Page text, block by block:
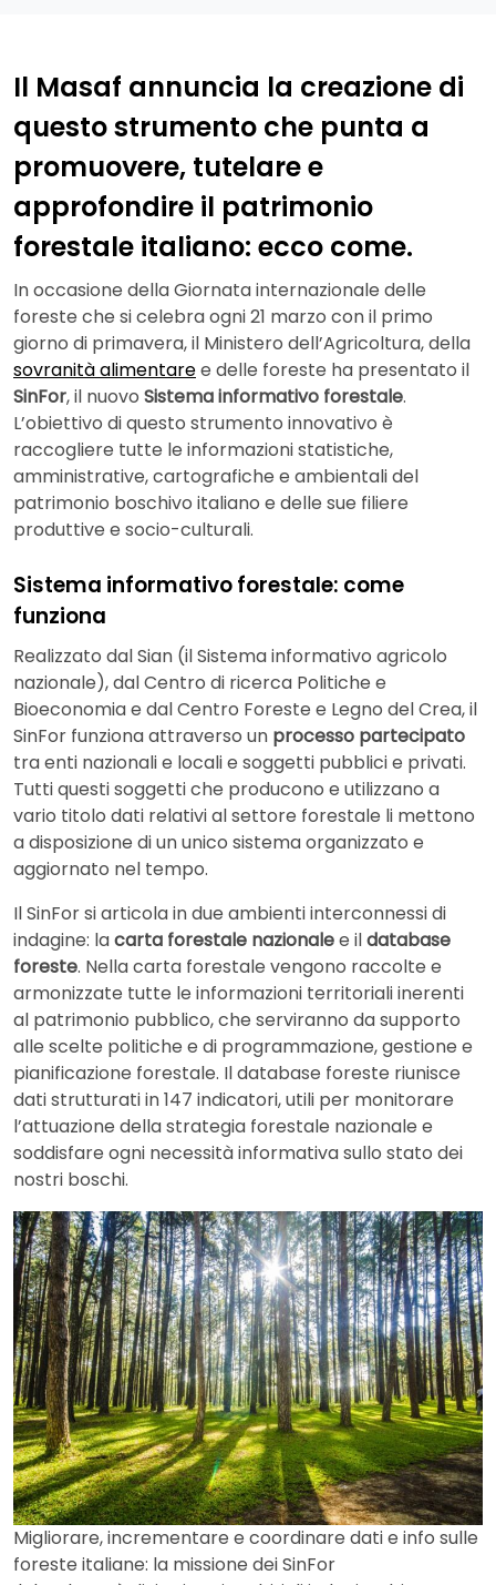
Il Masaf annuncia la creazione di
questo strumento che punta a
promuovere, tutelare e
approfondire il patrimonio
forestale italiano: ecco come.
In occasione della Giornata internazionale delle
foreste che si celebra ogni 21 marzo con il primo
giorno di primavera, il Ministero dell’Agricoltura, della
sovranità alimentaree delle foreste ha presentato il
SinFor, il nuovo Sistema informativo forestale.
L’obiettivo di questo strumento innovativo è
raccogliere tutte le informazioni statistiche,
amministrative, cartografiche e ambientali del
patrimonio boschivo italiano e delle sue filiere
produttive e socio-culturali.
Sistema informativo forestale: come
funziona
Realizzato dal Sian (il Sistema informativo agricolo
nazionale), dal Centro di ricerca Politiche e
Bioeconomia e dal Centro Foreste e Legno del Crea, il
SinFor funziona attraverso un processo partecipato
tra enti nazionali e locali e soggetti pubblici e privati.
Tutti questi soggetti che producono e utilizzano a
vario titolo dati relativi al settore forestale li mettono
a disposizione di un unico sistema organizzato e
aggiornato nel tempo.
Il SinFor si articola in due ambienti interconnessi di
indagine: lacarta forestale nazionalee ildatabase
foreste. Nella carta forestale vengono raccolte e
armonizzate tutte le informazioni territoriali inerenti
al patrimonio pubblico, che serviranno da supporto
alle scelte politiche e di programmazione, gestione e
pianificazione forestale. Il database foreste riunisce
dati strutturati in 147 indicatori, utili per monitorare
l’attuazione della strategia forestale nazionale e
soddisfare ogni necessità informativa sullo stato dei
nostri boschi.
Migliorare, incrementare e coordinare dati e info sulle
foreste italiane: la missione dei SinFor